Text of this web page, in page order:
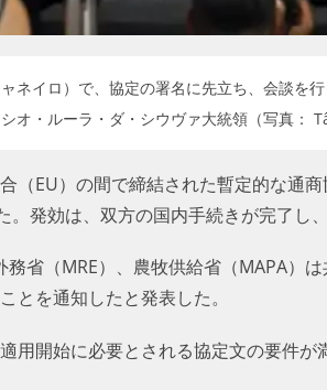
ネイロ）で、協定の署名に先立ち、会談を
オ・ルーラ・ダ・シウヴァ大統領（写真：
（EU）の間で締結された暫定的な通
。発効は、双方の国内手続きが完了
省（MRE）、農牧供給省（MAPA）
とを通知したと発表した。
用開始に必要とされる協定文の要件が